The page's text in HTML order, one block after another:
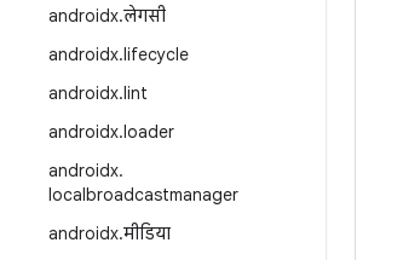
androidx.लेगसी
androidx.lifecycle
androidx.lint
androidx.loader
androidx.
localbroadcastmanager
androidx.मीडिया